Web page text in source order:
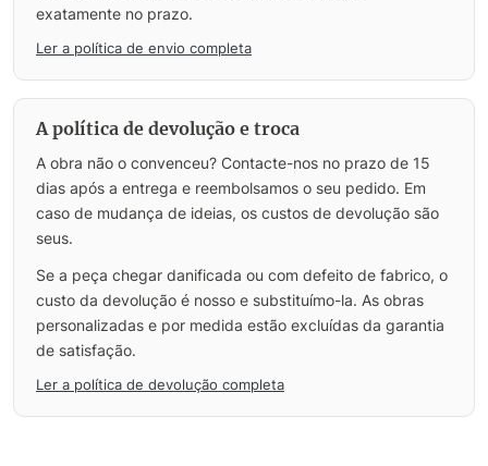
exatamente no prazo.
Ler a política de envio completa
A política de devolução e troca
A obra não o convenceu? Contacte-nos no prazo de 15
dias após a entrega e reembolsamos o seu pedido. Em
caso de mudança de ideias, os custos de devolução são
seus.
Se a peça chegar danificada ou com defeito de fabrico, o
custo da devolução é nosso e substituímo-la. As obras
personalizadas e por medida estão excluídas da garantia
de satisfação.
Ler a política de devolução completa